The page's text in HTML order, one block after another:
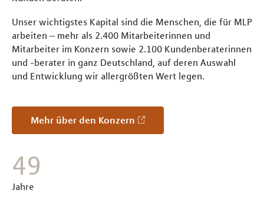
55
Jahre
Unser wichtigstes Kapital sind die Menschen, die für MLP
arbeiten – mehr als 2.400 Mitarbeiterinnen und
Mitarbeiter im Konzern sowie 2.100 Kundenberaterinnen
und -berater in ganz Deutschland, auf deren Auswahl
und Entwicklung wir allergrößten Wert legen.
Mehr über den Konzern